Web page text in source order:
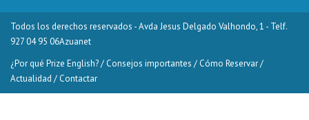
Todos los derechos reservados - Avda Jesus Delgado Valhondo, 1 - Telf.
927 04 95 06Azuanet
¿Por qué Prize English?/ Consejos importantes / Cómo Reservar/
Actualidad / Contactar